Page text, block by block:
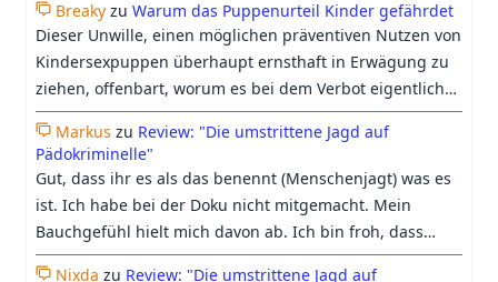
Breaky zu Warum das Puppenurteil Kinder gefährdet
Dieser Unwille, einen möglichen präventiven Nutzen von
Kindersexpuppen überhaupt ernsthaft in Erwägung zu
ziehen, offenbart, worum es bei dem Verbot eigentlich
geht: nicht um den Schutz von Kindern, sondern um den
Schutz der Gefühle der erwachsenen gesellschaftlichen
Mehrheit, sich mit unangenehmen Vorstellungen wie
einer therapeutischen Nutzung von Kindersexpuppen
auseinandersetzen zu müssen, die bei ihnen Ekel und
Abscheu erzeugt. Auf den Punkt gebracht. Das
Puppenverbot ist nur eines von vielen Beispielen, in
Markus zu Review: "Die umstrittene Jagd auf
Pädokriminelle"
Gut, dass ihr es als das benennt (Menschenjagt) was es
ist. Ich habe bei der Doku nicht mitgemacht. Mein
Bauchgefühl hielt mich davon ab. Ich bin froh, dass
Georgs Differenzierung trotzdem etwas Raum in der
Nixda zu Review: "Die umstrittene Jagd auf